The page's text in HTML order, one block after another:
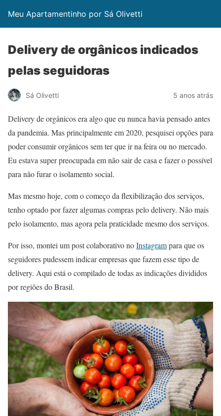
Meu Apartamentinho por Sá Olivetti
Delivery de orgânicos indicados
pelas seguidoras
Sá Olivetti 5 anos atrás
Delivery de orgânicos era algo que eu nunca havia pensado antes
da pandemia. Mas principalmente em 2020, pesquisei opções para
poder consumir orgânicos sem ter que ir na feira ou no mercado.
Eu estava super preocupada em não sair de casa e fazer o possível
para não furar o isolamento social.
Mas mesmo hoje, com o começo da flexibilização dos serviços,
tenho optado por fazer algumas compras pelo delivery. Não mais
pelo isolamento, mas agora pela praticidade mesmo dos serviços.
Por isso, montei um post colaborativo noInstagrampara que os
seguidores pudessem indicar empresas que fazem esse tipo de
delivery. Aqui está o compilado de todas as indicações divididos
por regiões do Brasil.